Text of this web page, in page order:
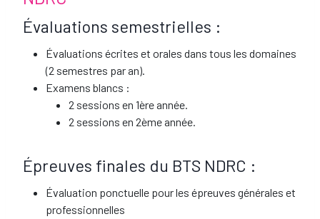
Évaluations semestrielles :
Évaluations écrites et orales dans tous les domaines
(2 semestres par an).
Examens blancs :
2 sessions en 1ère année.
2 sessions en 2ème année.
Épreuves finales du BTS NDRC :
Évaluation ponctuelle pour les épreuves générales et
professionnelles